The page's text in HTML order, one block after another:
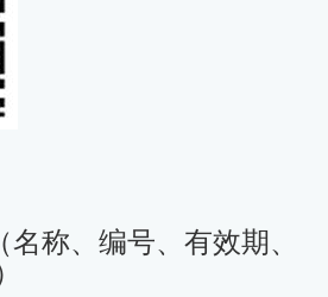
名称、编号、有效期、